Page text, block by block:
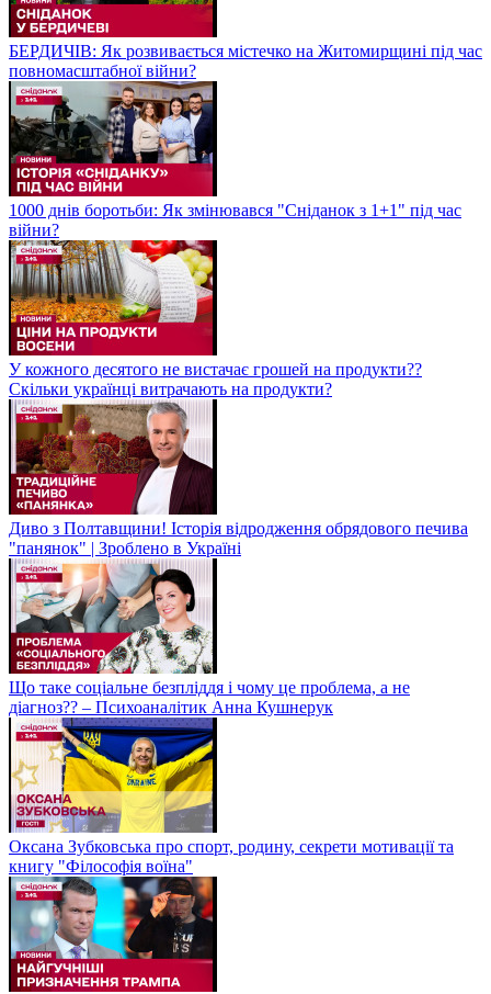
БЕРДИЧІВ: Як розвивається містечко на Житомирщині під час
повномасштабної війни?
1000 днів боротьби: Як змінювався "Сніданок з 1+1" під час
війни?
У кожного десятого не вистачає грошей на продукти??
Скільки українці витрачають на продукти?
Диво з Полтавщини! Історія відродження обрядового печива
"панянок" | Зроблено в Україні
Що таке соціальне безпліддя і чому це проблема, а не
діагноз?? – Психоаналітик Анна Кушнерук
Оксана Зубковська про спорт, родину, секрети мотивації та
книгу "Філософія воїна"